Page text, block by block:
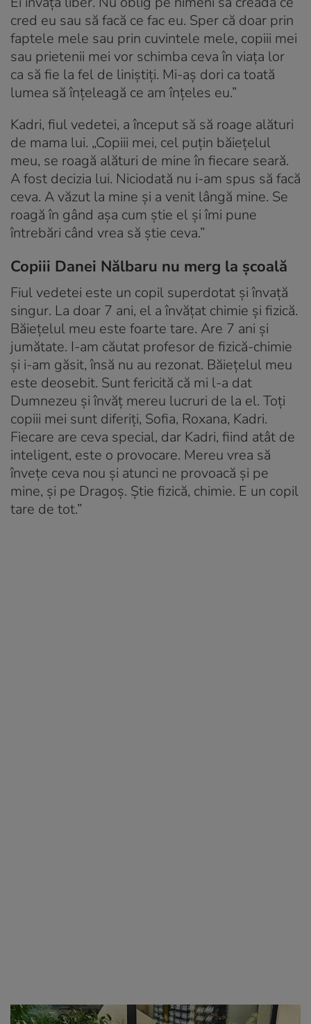
cred eu sau să facă ce fac eu. Sper că doar prin
faptele mele sau prin cuvintele mele, copiii mei
sau prietenii mei vor schimba ceva în viața lor
ca să fie la fel de liniștiți. Mi-aș dori ca toată
lumea să înțeleagă ce am înțeles eu.”
Kadri, fiul vedetei, a început să să roage alături
de mama lui. „Copiii mei, cel puțin băiețelul
meu, se roagă alături de mine în fiecare seară.
A fost decizia lui. Niciodată nu i-am spus să facă
ceva. A văzut la mine și a venit lângă mine. Se
roagă în gând așa cum știe el și îmi pune
întrebări când vrea să știe ceva.”
Copiii Danei Nălbaru nu merg la școală
Fiul vedetei este un copil superdotat și învață
singur. La doar 7 ani, el a învățat chimie și fizică.
Băiețelul meu este foarte tare. Are 7 ani și
jumătate. I-am căutat profesor de fizică-chimie
și i-am găsit, însă nu au rezonat. Băiețelul meu
este deosebit. Sunt fericită că mi l-a dat
Dumnezeu și învăț mereu lucruri de la el. Toți
copiii mei sunt diferiți, Sofia, Roxana, Kadri.
Fiecare are ceva special, dar Kadri, fiind atât de
inteligent, este o provocare. Mereu vrea să
învețe ceva nou și atunci ne provoacă și pe
mine, și pe Dragoș. Știe fizică, chimie. E un copil
tare de tot.”